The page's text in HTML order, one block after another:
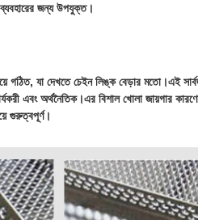
ব্যবহারের জন্য উপযুক্ত।
গঠিত, যা দেখতে চেইন লিঙ্ক বেড়ার মতো।এই
এবং অর্থনৈতিক।এর বিশাল খোলা জায়গার
গুরুত্বপূর্ণ।